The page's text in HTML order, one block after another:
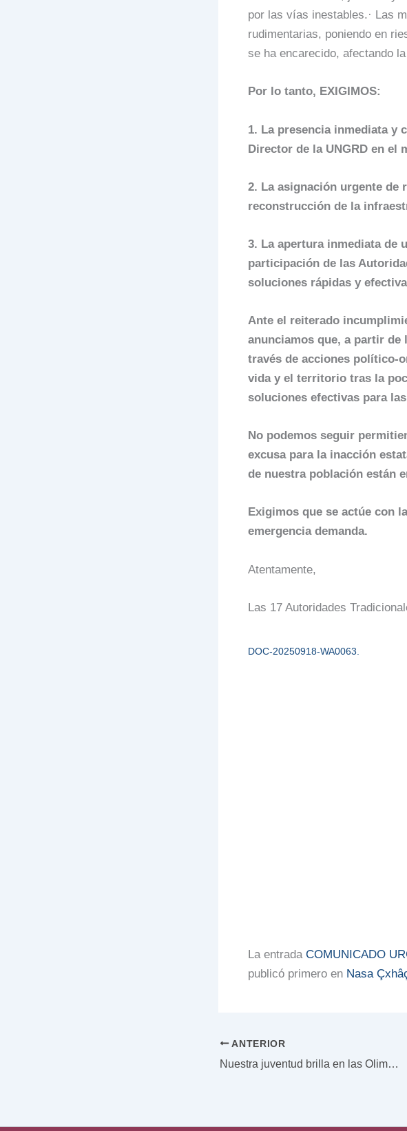
por las vías inestables.· Las
rudimentarias, poniendo en
se ha encarecido, afectando
Por lo tanto, EXIGIMOS:
1. La presencia inmediata y
Director de la UNGRD en el
2. La asignación urgente de
reconstrucción de la
3. La apertura inmediata de
participación de las
soluciones rápidas y
Ante el reiterado
anunciamos que, a partir de
través de acciones político-
vida y el territorio tras la
soluciones efectivas para
No podemos seguir
excusa para la inacción
de nuestra población están
Exigimos que se actúe con
emergencia demanda.
Atentamente,
Las 17 Autoridades
DOC-20250918-WA0063.
La entrada COMUNICADO
publicó primero en Nasa
ANTERIOR
Nuestra juventud brilla en las Olimpiadas de Matemáticas